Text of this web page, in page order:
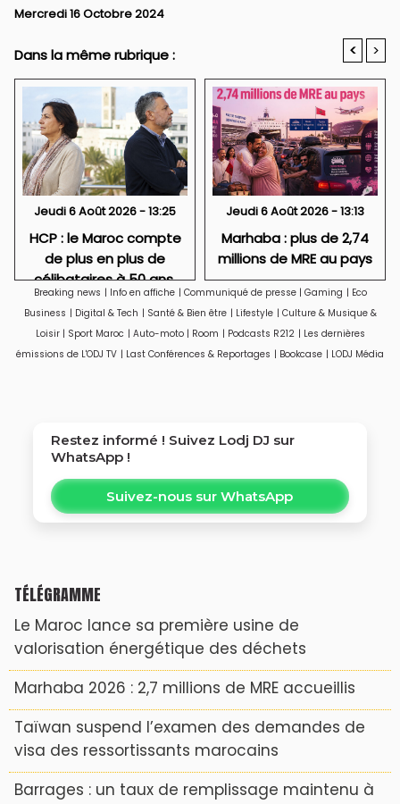
Mercredi 16 Octobre 2024
Dans la même rubrique : < >
Jeudi 6 Août 2026 - 13:25
HCP : le Maroc compte
de plus en plus de
célibataires à 50 ans,
particulièrement des
femmes
Jeudi 6 Août 2026 - 13:13
Marhaba : plus de 2,74
millions de MRE au pays
Breaking news | Info en affiche | Communiqué de presse | Gaming | Eco
Business | Digital & Tech | Santé & Bien être | Lifestyle | Culture & Musique &
Loisir | Sport Maroc | Auto-moto | Room | Podcasts R212 | Les dernières
émissions de L'ODJ TV | Last Conférences & Reportages | Bookcase | LODJ Média
Restez informé ! Suivez Lodj DJ sur
WhatsApp !
Suivez-nous sur WhatsApp
TÉLÉGRAMME
Le Maroc lance sa première usine de
valorisation énergétique des déchets
Marhaba 2026 : 2,7 millions de MRE accueillis
Taïwan suspend l’examen des demandes de
visa des ressortissants marocains
Barrages : un taux de remplissage maintenu à